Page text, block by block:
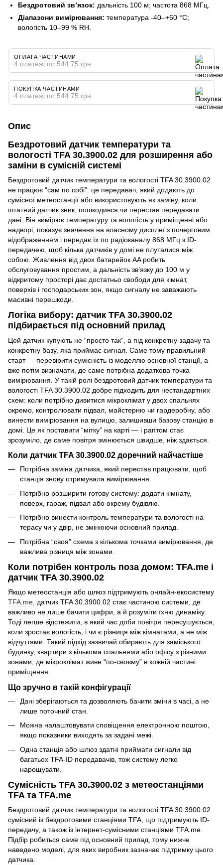
Бездротовий зв’язок: дальність 100 м; частота 868 МГц.
Діапазони вимірювання: температура -40–+60 °C;
вологість 10–99 % RH.
ОПЛАТА ЧАСТИНАМИ
4 платежі по 544.75 грн
ПОКУПКА ЧАСТИНАМИ
4 платежі по 544.75 грн
Опис
Бездротовий датчик температури та
вологості TFA 30.3900.02 для розширення або
заміни в сумісній системі
Бездротовий датчик температури та вологості TFA 30.3900.02
не працює “сам по собі”: це передавач, який додають до
сумісної метеостанції або використовують як заміну, коли
штатний датчик зник, пошкодився чи перестав передавати
дані. Він вимірює температуру та вологість у приміщенні або
надворі, показує значення на власному дисплеї з почерговим
відображенням і передає їх по радіоканалу 868 МГц з ID-
передачею, щоб кілька датчиків у домі не плуталися між
собою. Живлення від двох батарейок AA робить
обслуговування простим, а дальність зв’язку до 100 м у
відкритому просторі дає достатньо свободи для кімнат,
поверхів і господарських зон, якщо сигналу не заважають
масивні перешкоди.
Логіка вибору: датчик TFA 30.3900.02
підбирається під основний прилад
Цей датчик купують не “просто так”, а під конкретну задачу та
конкретну базу, яка приймає сигнал. Саме тому правильний
старт — перевірити сумісність із моделлю основної станції, а
вже потім визначати, де саме потрібна додаткова точка
вимірювання. У такій ролі бездротовий датчик температури та
вологості TFA 30.3900.02 добре підходить для нестандартних
схем: коли потрібно дивитися мікроклімат у двох спальнях
окремо, контролювати підвал, майстерню чи гардеробну, або
винести вимірювання на вулицю, залишивши базову станцію в
домі. Це як поставити “мітку” на карті — і раптом стає
зрозуміло, де саме повітря змінюється швидше, ніж здається.
Коли датчик TFA 30.3900.02 доречний найчастіше
Потрібна заміна датчика, який перестав працювати, щоб
станція знову отримувала вимірювання.
Потрібно розширити готову систему: додати кімнату,
поверх, гараж, підвал або окрему будівлю.
Потрібно винести контроль температури та вологості на
терасу чи у двір, не змінюючи основний прилад.
Потрібна “своя” схема з кількома точками вимірювання, де
важлива різниця між зонами.
Коли потрібен контроль поза домом: TFA.me і
датчик TFA 30.3900.02
Якщо метеостанція або шлюз підтримують онлайн-екосистему
TFA.me , датчик TFA 30.3900.02 стає частиною системи, де
важливо не лише бачити цифри, а й розуміти їхню динаміку.
Тоді легше відстежити, в який час доби повітря пересушується,
коли зростає вологість, і чи є різниця між кімнатами, а не між
відчуттями. Такий підхід зазвичай обирають для заміського
будинку, квартири з кількома спальнями або офісу з різними
зонами, де мікроклімат живе “по-своєму” в кожній частині
приміщення.
Що зручно в такій конфігурації
Дані зберігаються та дозволяють бачити зміни в часі, а не
лише поточний стан.
Можна налаштовувати сповіщення електронною поштою,
якщо показники виходять за задані межі.
Одна станція або шлюз здатні приймати сигнали від
багатьох TFA-ID передавачів, тож систему легко
нарощувати.
Сумісність TFA 30.3900.02 з метеостанціями
TFA та TFA.me
Бездротовий датчик температури та вологості TFA 30.3900.02
сумісний із бездротовими станціями TFA, що підтримують ID-
передачу, а також із інтернет-сумісними станціями TFA.me.
Підбір робиться саме під основний прилад, тому нижче
наведено моделі, для яких виробник зазначає підтримку цього
датчика.